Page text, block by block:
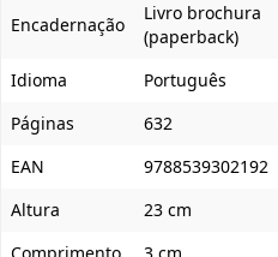
Encadernação
Livro brochura
(paperback)
Idioma
Português
Páginas
632
EAN
9788539302192
Altura
23 cm